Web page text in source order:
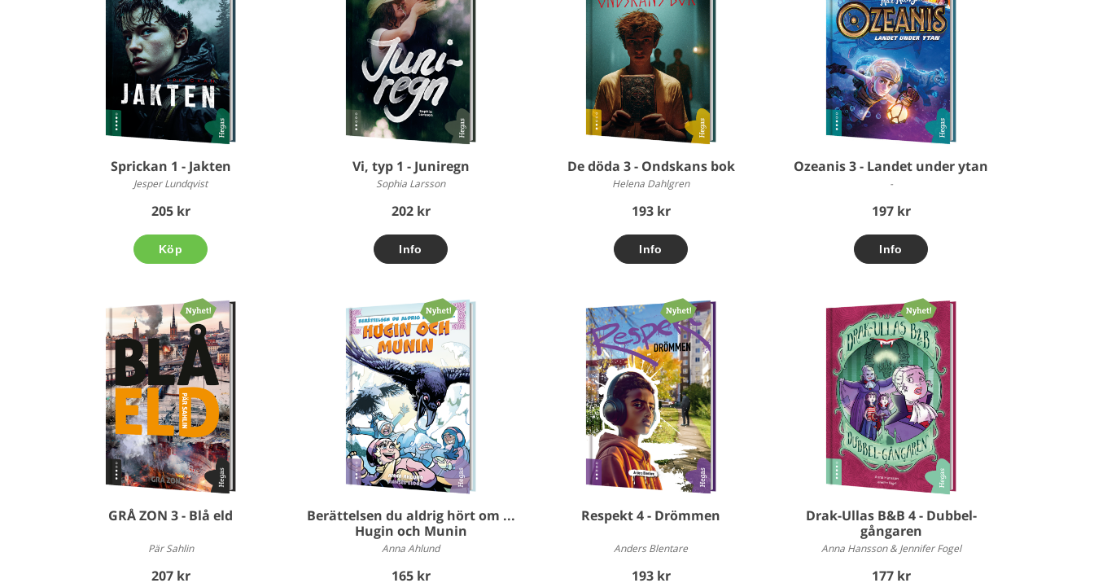
Sprickan 1 - Jakten
Jesper Lundqvist
205 kr
Köp
Vi, typ 1 - Juniregn
Sophia Larsson
202 kr
De döda 3 - Ondskans bok
Helena Dahlgren
193 kr
Ozeanis 3 - Landet under ytan
-
197 kr
GRÅ ZON 3 - Blå eld
Pär Sahlin
207 kr
Berättelsen du aldrig hört om ...
Hugin och Munin
Anna Ahlund
165 kr
Respekt 4 - Drömmen
Anders Blentare
193 kr
Drak-Ullas B&B 4 - Dubbel-
gångaren
Anna Hansson & Jennifer Fogel
177 kr